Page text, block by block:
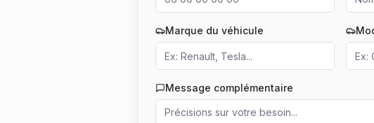
Marque du véhicule
Message complémentaire